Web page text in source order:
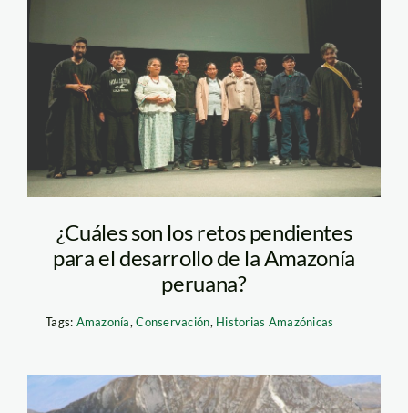
historias amazónicas
1
¿Cuáles son los retos pendientes
para el desarrollo de la Amazonía
peruana?
Tags: Amazonía,Conservación, Historias Amazónicas